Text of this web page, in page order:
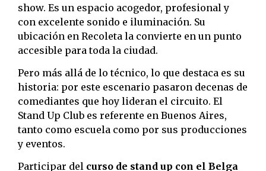
show. Es un espacio acogedor, profesional y
con excelente sonido e iluminación. Su
ubicación en Recoleta la convierte en un punto
accesible para toda la ciudad.
Pero más allá de lo técnico, lo que destaca es su
historia: por este escenario pasaron decenas de
comediantes que hoy lideran el circuito. El
Stand Up Club es referente en Buenos Aires,
tanto como escuela como por sus producciones
y eventos.
Participar del curso de stand up con el Belga